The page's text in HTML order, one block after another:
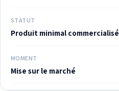
STATUT
Produit minimal commercialisé
MOMENT
Mise sur le marché